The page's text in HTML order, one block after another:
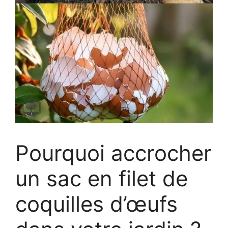
Pourquoi accrocher
un sac en filet de
coquilles d’œufs